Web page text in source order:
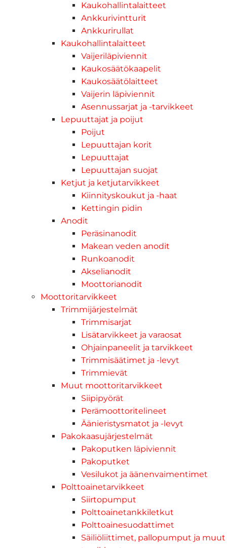
Kaukohallintalaitteet
Ankkurivintturit
Ankkurirullat
Kaukohallintalaitteet
Vaijeriläpiviennit
Kaukosäätökaapelit
Kaukosäätölaitteet
Vaijerin läpiviennit
Asennussarjat ja -tarvikkeet
Lepuuttajat ja poijut
Poijut
Lepuuttajan korit
Lepuuttajat
Lepuuttajan suojat
Ketjut ja ketjutarvikkeet
Kiinnityskoukut ja -haat
Kettingin pidin
Anodit
Peräsinanodit
Makean veden anodit
Runkoanodit
Akselianodit
Moottorianodit
Moottoritarvikkeet
Trimmijärjestelmät
Trimmisarjat
Lisätarvikkeet ja varaosat
Ohjainpaneelit ja tarvikkeet
Trimmisäätimet ja -levyt
Trimmievät
Muut moottoritarvikkeet
Siipipyörät
Perämoottoritelineet
Äänieristysmatot ja -levyt
Pakokaasujärjestelmät
Pakoputken läpiviennit
Pakoputket
Vesilukot ja äänenvaimentimet
Polttoainetarvikkeet
Siirtopumput
Polttoainetankkiletkut
Polttoainesuodattimet
Säiliöliittimet, pallopumput ja muut